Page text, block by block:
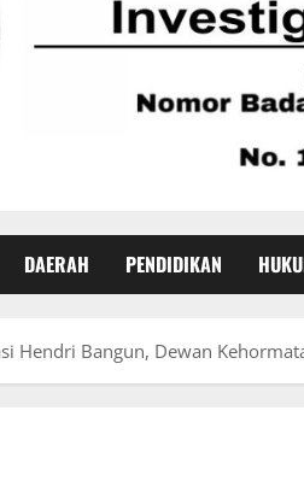
DAERAH PENDIDIKAN
Hendri Bangun, Dewan